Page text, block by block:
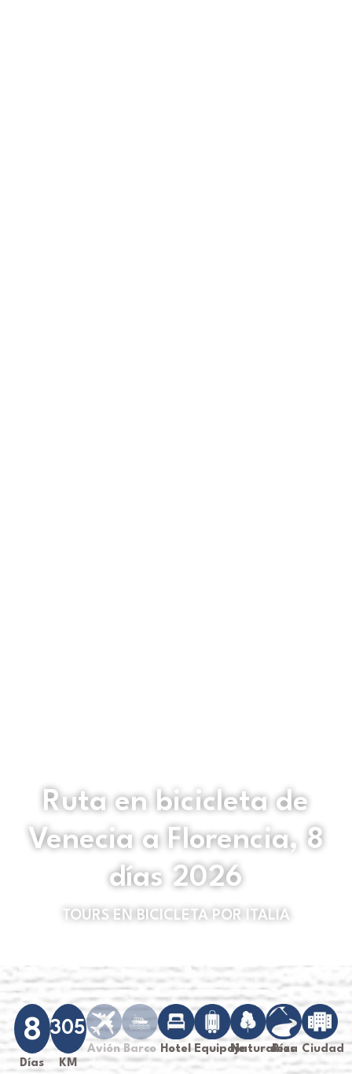
Ruta en bicicleta de
Venecia a Florencia, 8
días 2026
TOURS EN BICICLETA POR ITALIA
8
Días
305
KM
Avión Barco Hotel EquipajeNaturaleza
Ríos Ciudad